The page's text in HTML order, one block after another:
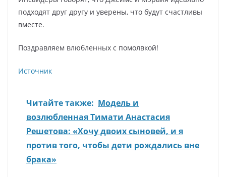
подходят друг другу и уверены, что будут счастливы
вместе.
Поздравляем влюбленных с помолвкой!
Источник
Читайте также: Модель и
возлюбленная Тимати Анастасия
Решетова: «Хочу двоих сыновей, и я
против того, чтобы дети рождались вне
брака»